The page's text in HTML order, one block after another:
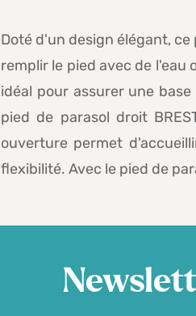
Doté d'un design élégant,
remplir le pied avec de l'eau
idéal pour assurer une
pied de parasol droit
ouverture permet
flexibilité. Avec le pied de